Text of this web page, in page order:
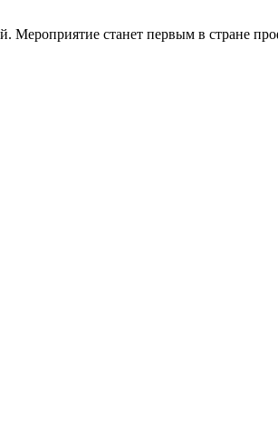
Мероприятие станет первым в стране